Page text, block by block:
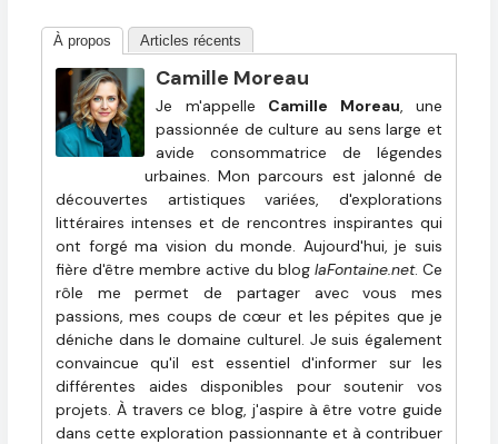
À propos Articles récents
Camille Moreau
Je m'appelle Camille Moreau, une
passionnée de culture au sens large et
avide consommatrice de légendes
urbaines. Mon parcours est jalonné de
découvertes artistiques variées, d'explorations
littéraires intenses et de rencontres inspirantes qui
ont forgé ma vision du monde. Aujourd'hui, je suis
fière d'être membre active du blog laFontaine.net. Ce
rôle me permet de partager avec vous mes
passions, mes coups de cœur et les pépites que je
déniche dans le domaine culturel. Je suis également
convaincue qu'il est essentiel d'informer sur les
différentes aides disponibles pour soutenir vos
projets. À travers ce blog, j'aspire à être votre guide
dans cette exploration passionnante et à contribuer